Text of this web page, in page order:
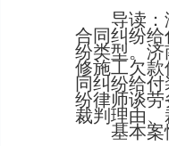
导读：
合同纠纷
纷类型。 济
修施工欠款
同纠纷给
纷律师谈
裁判理由
基本案